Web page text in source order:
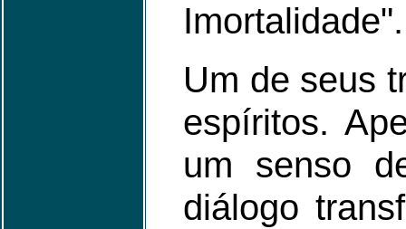
Imortalidade".
Um de seus
espíritos.
um senso
diálogo